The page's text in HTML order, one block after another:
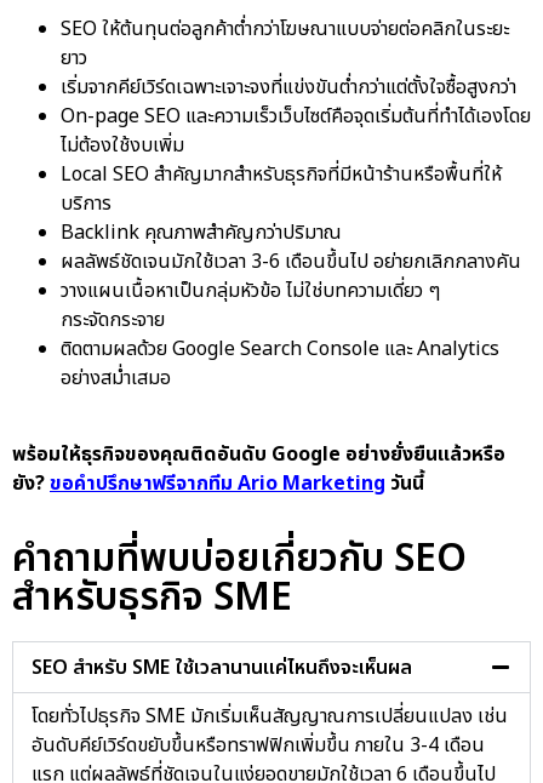
SEO ให้ต้นทุนต่อลูกค้าต่ำกว่าโฆษณาแบบจ่ายต่อคลิกในระยะ
ยาว
เริ่มจากคีย์เวิร์ดเฉพาะเจาะจงที่แข่งขันต่ำกว่าแต่ตั้งใจซื้อสูงกว่า
On-page SEO และความเร็วเว็บไซต์คือจุดเริ่มต้นที่ทำได้เองโดย
ไม่ต้องใช้งบเพิ่ม
Local SEO สำคัญมากสำหรับธุรกิจที่มีหน้าร้านหรือพื้นที่ให้
บริการ
Backlink คุณภาพสำคัญกว่าปริมาณ
ผลลัพธ์ชัดเจนมักใช้เวลา 3-6 เดือนขึ้นไป อย่ายกเลิกกลางคัน
วางแผนเนื้อหาเป็นกลุ่มหัวข้อ ไม่ใช่บทความเดี่ยว ๆ
กระจัดกระจาย
ติดตามผลด้วย Google Search Console และ Analytics
อย่างสม่ำเสมอ
พร้อมให้ธุรกิจของคุณติดอันดับ Google อย่างยั่งยืนแล้วหรือ
ยัง?ขอคำปรึกษาฟรีจากทีม Ario Marketing วันนี้
คำถามที่พบบ่อยเกี่ยวกับ SEO
สำหรับธุรกิจ SME
SEO สำหรับ SME ใช้เวลานานแค่ไหนถึงจะเห็นผล
โดยทั่วไปธุรกิจ SME มักเริ่มเห็นสัญญาณการเปลี่ยนแปลง เช่น
อันดับคีย์เวิร์ดขยับขึ้นหรือทราฟฟิกเพิ่มขึ้น ภายใน 3-4 เดือน
แรก แต่ผลลัพธ์ที่ชัดเจนในแง่ยอดขายมักใช้เวลา 6 เดือนขึ้นไป